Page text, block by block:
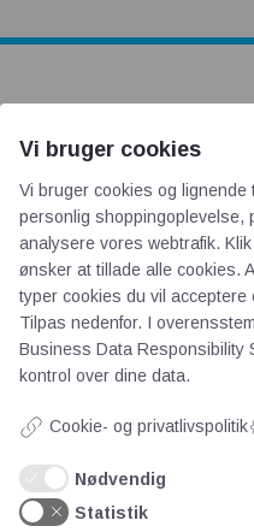
Om os
Priser
Kontakt
Persondata
Videncentre
Teknologisk Institut
Videncentre
Litteratur
Vi bruger cookies
Vi bruger cookies og lignende
personlig shoppingoplevelse,
analysere vores webtrafik.
ønsker at tillade alle cookies.
typer cookies du vil
Tilpas nedenfor. I
Business Data Responsibility
kontrol over dine data.
Cookie- og privatlivspolitik
Nødvendig
Statistik